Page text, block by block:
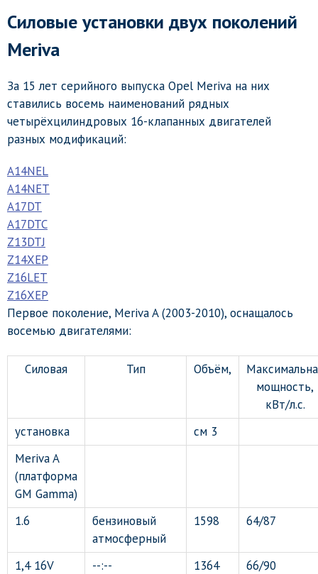
Силовые установки двух поколений
Meriva
За 15 лет серийного выпуска Opel Meriva на них
ставились восемь наименований рядных
четырёхцилиндровых 16-клапанных двигателей
разных модификаций:
A14NEL
A14NET
A17DT
A17DTC
Z13DTJ
Z14XEP
Z16LET
Z16XEP
Первое поколение, Meriva A (2003-2010), оснащалось
восемью двигателями:
Силовая Тип Объём,
мощность,
кВт/л.с.
установка
см 3
Meriva A
(платформа
GM Gamma)
1.6
бензиновый
атмосферный
1598 64/87
1,4 16V --:-- 1364
66/90